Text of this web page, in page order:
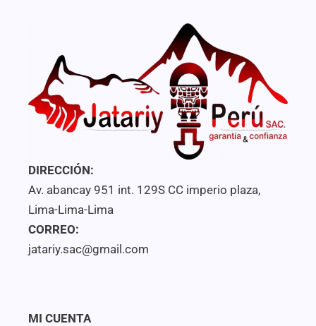
DIRECCIÓN:
Av. abancay 951 int. 129S CC imperio plaza,
Lima-Lima-Lima
CORREO:
jatariy.sac@gmail.com
MI CUENTA